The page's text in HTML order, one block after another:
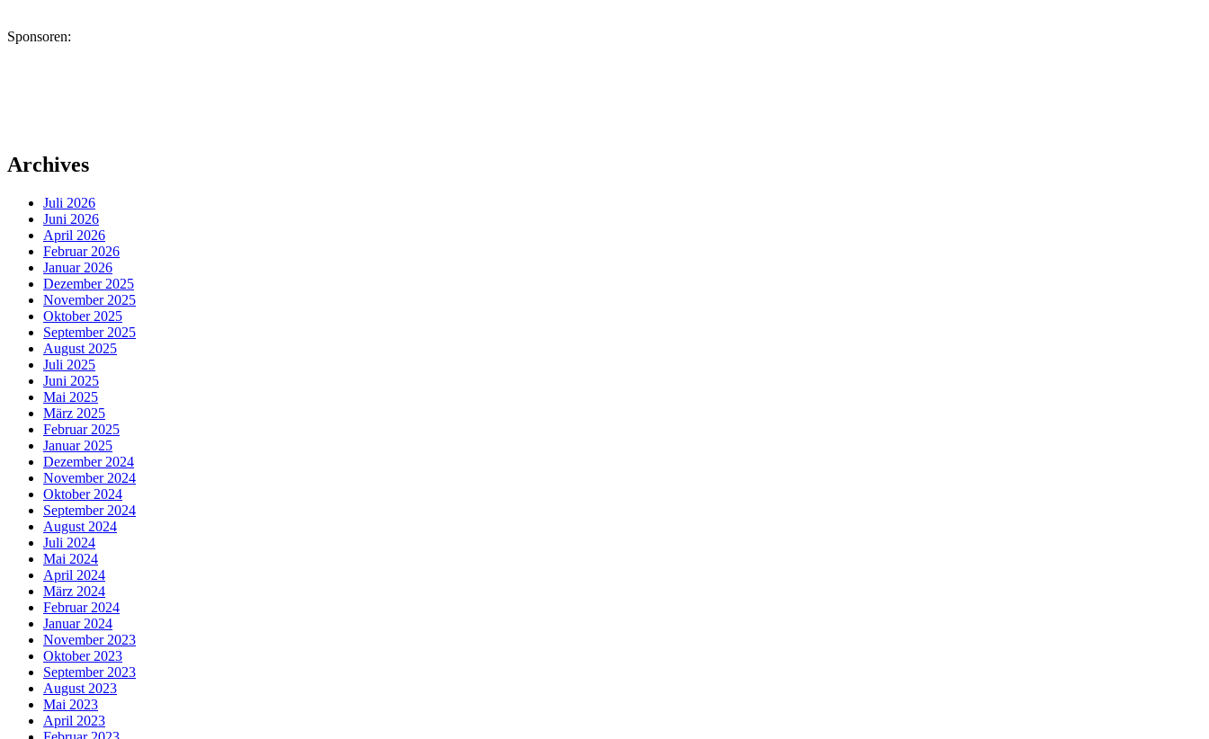
Sponsoren:
Archives
Juli 2026
Juni 2026
April 2026
Februar 2026
Januar 2026
Dezember 2025
November 2025
Oktober 2025
September 2025
August 2025
Juli 2025
Juni 2025
Mai 2025
März 2025
Februar 2025
Januar 2025
Dezember 2024
November 2024
Oktober 2024
September 2024
August 2024
Juli 2024
Mai 2024
April 2024
März 2024
Februar 2024
Januar 2024
November 2023
Oktober 2023
September 2023
August 2023
Mai 2023
April 2023